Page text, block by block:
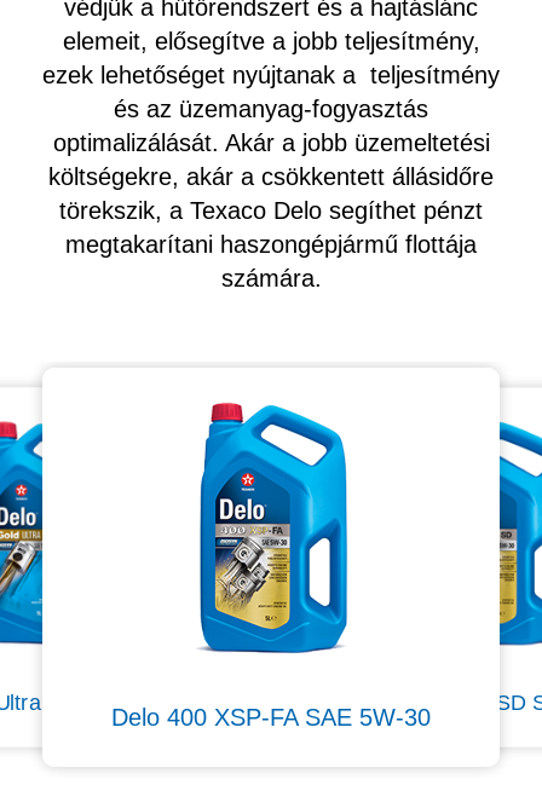
védjük a hűtőrendszert és a hajtáslánc
elemeit, elősegítve a jobb teljesítmény,
ezek lehetőséget nyújtanak a teljesítmény
és az üzemanyag-fogyasztás
optimalizálását. Akár a jobb üzemeltetési
költségekre, akár a csökkentett állásidőre
törekszik, a Texaco Delo segíthet pénzt
megtakarítani haszongépjármű flottája
számára.
T SAE 10W-40
Delo 400 XSP-FA SAE 5W-30
Delo 400 XSP-SD